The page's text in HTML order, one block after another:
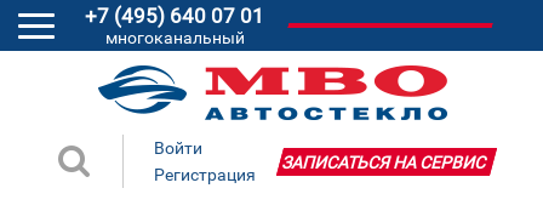
+7 (495) 640 07 01
многоканальный
Войти
Регистрация
ЗАПИСАТЬСЯ НА СЕРВИС